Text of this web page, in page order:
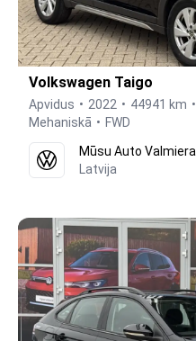
Volkswagen Taigo
Apvidus 2022 44941 km
Mehaniskā
FWD
Mūsu Auto Valmiera
Latvija